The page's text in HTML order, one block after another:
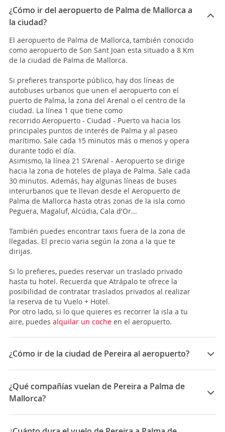
¿Cómo ir del aeropuerto de Palma de Mallorca a
la ciudad?
El aeropuerto de Palma de Mallorca, también conocido
como aeropuerto de Son Sant Joan esta situado a 8 Km
de la ciudad de Palma de Mallorca.
Si prefieres transporte público, hay dos líneas de
autobuses urbanos que unen el aeropuerto con el
puerto de Palma, la zona del Arenal o el centro de la
ciudad. La línea 1 que tiene como
recorrido Aeropuerto - Ciudad - Puerto va hacia los
principales puntos de interés de Palma y al paseo
marítimo. Sale cada 15 minutos más o menos y opera
durante todo el día.
Asimismo, la línea 21 S'Arenal - Aeropuerto se dirige
hacia la zona de hoteles de playa de Palma. Sale cada
30 minutos. Además, hay algunas líneas de buses
interurbanos que te llevan desde el Aeropuerto de
Palma de Mallorca hasta otras zonas de la isla como
Peguera, Magaluf, Alcúdia, Cala d'Or...
También puedes encontrar taxis fuera de la zona de
llegadas. El precio varia según la zona a la que te
dirijas.
Si lo prefieres, puedes reservar un traslado privado
hasta tu hotel. Recuerda que Atrápalo te ofrece la
posibilidad de contratar traslados privados al realizar
la reserva de tu Vuelo + Hotel.
Por otro lado, si lo que quieres es recorrer la isla a tu
aire, puedes alquilar un coche en el aeropuerto.
¿Cómo ir de la ciudad de Pereira al aeropuerto?
La ciudad dePereirase abastece de 1 aeropuerto:
ElAeropuerto Internacional Matecaña (PEI) está a
unos 8 Km del centro de la ciudad y es un aeropuerto
con 3 niveles, además de ser uno de los más
¿Qué compañías vuelan de Pereira a Palma de
Mallorca?
Las compañías que vuelan de Pereira a Palma de
Mallorca son: Iberia, LATAM Airlines, Avianca, Air